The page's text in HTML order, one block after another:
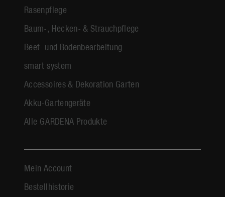
Rasenpflege
Baum-, Hecken- & Strauchpflege
Beet- und Bodenbearbeitung
smart system
Accessoires & Dekoration Garten
Akku-Gartengeräte
Alle GARDENA Produkte
Mein Account
Bestellhistorie